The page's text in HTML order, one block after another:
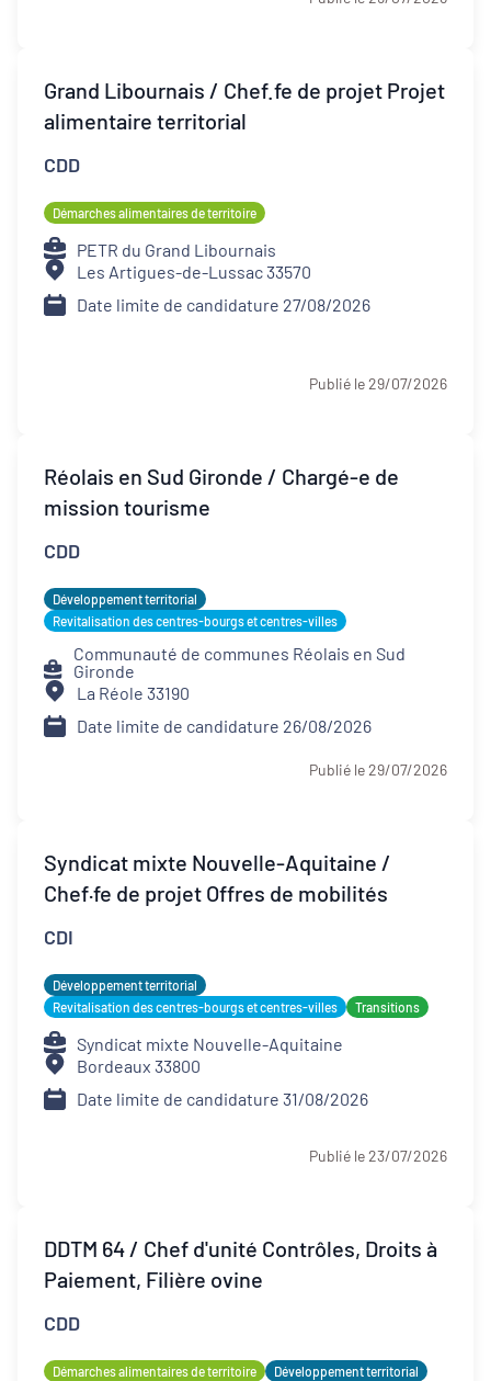
Grand Libournais / Chef.fe de projet Projet
alimentaire territorial
CDD
Démarches alimentaires de territoire
PETR du Grand Libournais
Les Artigues-de-Lussac 33570
Date limite de candidature 27/08/2026
Publié le 29/07/2026
Réolais en Sud Gironde / Chargé-e de
mission tourisme
CDD
Développement territorial
Revitalisation des centres-bourgs et centres-villes
Communauté de communes Réolais en Sud
Gironde
La Réole 33190
Date limite de candidature 26/08/2026
Publié le 29/07/2026
Syndicat mixte Nouvelle-Aquitaine /
Chef·fe de projet Offres de mobilités
CDI
Développement territorial
Revitalisation des centres-bourgs et centres-villes
Transitions
Syndicat mixte Nouvelle-Aquitaine
Bordeaux 33800
Date limite de candidature 31/08/2026
Publié le 23/07/2026
DDTM 64 / Chef d'unité Contrôles, Droits à
Paiement, Filière ovine
CDD
Démarches alimentaires de territoire
Développement territorial